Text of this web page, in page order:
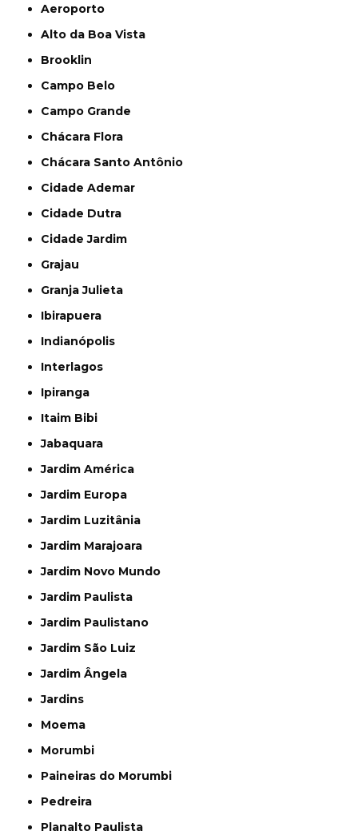
Aeroporto
Alto da Boa Vista
Brooklin
Campo Belo
Campo Grande
Chácara Flora
Chácara Santo Antônio
Cidade Ademar
Cidade Dutra
Cidade Jardim
Grajau
Granja Julieta
Ibirapuera
Indianópolis
Interlagos
Ipiranga
Itaim Bibi
Jabaquara
Jardim América
Jardim Europa
Jardim Luzitânia
Jardim Marajoara
Jardim Novo Mundo
Jardim Paulista
Jardim Paulistano
Jardim São Luiz
Jardim Ângela
Jardins
Moema
Morumbi
Paineiras do Morumbi
Pedreira
Planalto Paulista